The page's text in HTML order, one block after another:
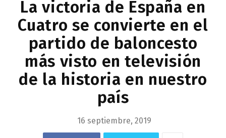
La victoria de España en
Cuatro se convierte en el
partido de baloncesto
más visto en televisión
de la historia en nuestro
país
16 septiembre, 2019